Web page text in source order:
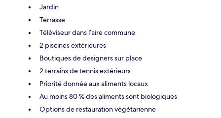
Jardin
Terrasse
Téléviseur dans l’aire commune
2 piscines extérieures
Boutiques de designers sur place
2 terrains de tennis extérieurs
Priorité donnée aux aliments locaux
Au moins 80 % des aliments sont biologiques
Options de restauration végétarienne